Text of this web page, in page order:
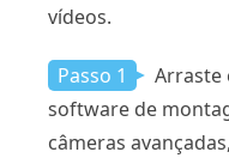
vídeos.
Passo 1
Arraste
software de
câmeras